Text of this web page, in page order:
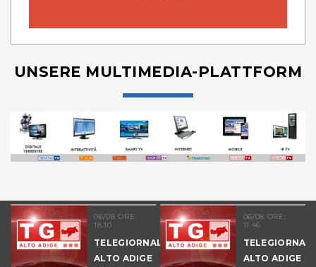
UNSERE MULTIMEDIA-PLATTFORM
06/08 ORE:
18.10
TELEGIORNALE
ALTO ADIGE
06/08 ORE:
11.46
ALTO ADIGE